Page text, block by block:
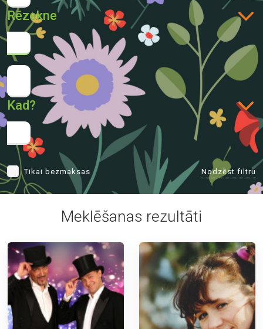
Rēzekne
Kad?
Tikai bezmaksas Nodzēst filtru
Meklēšanas rezultāti